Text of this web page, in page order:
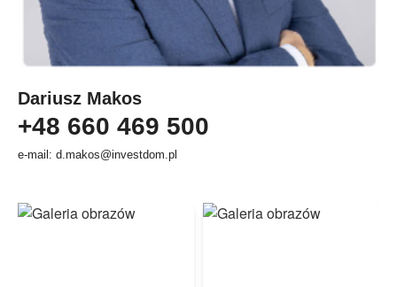
Dariusz Makos
+48 660 469 500
e-mail: d.makos@investdom.pl